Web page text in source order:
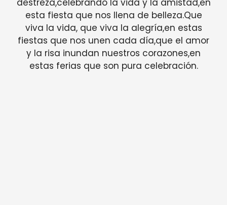
esta fiesta que nos llena de belleza.Que
viva la vida, que viva la alegría,en estas
fiestas que nos unen cada día,que el amor
y la risa inundan nuestros corazones,en
estas ferias que son pura celebración.